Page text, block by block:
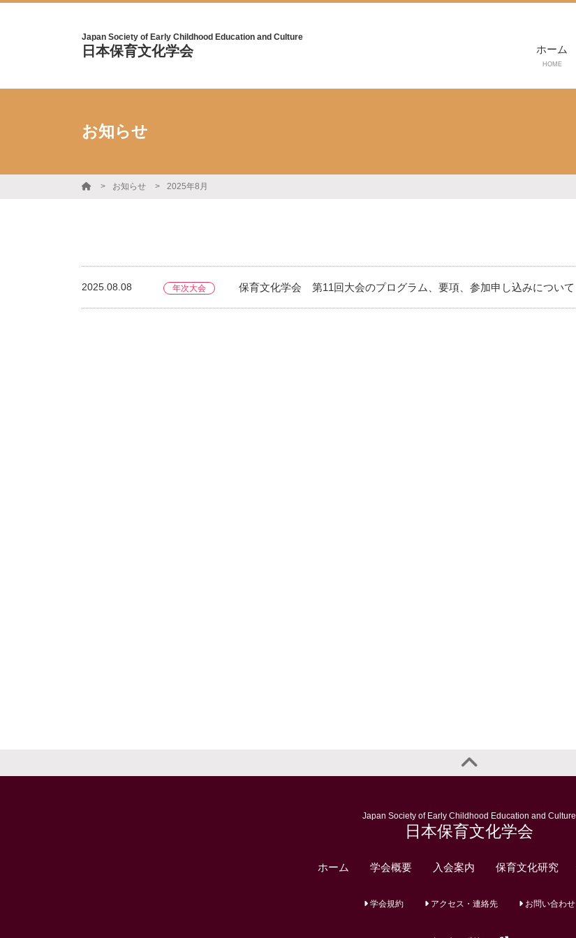
Japan Society of Early Childhood Education and Culture
日本保育文化学会 ホーム
HOME
お知らせ
お知らせ 2025年8月
2025.08.08 年次大会 保育文化学会 第11回大会のプログラム、要項、参加申し込みについて
Japan Society of Early Childhood Education and Culture
日本保育文化学会
ホーム 学会概要 入会案内 保育文化研究
学会規約 アクセス・連絡先 お問い合わせ